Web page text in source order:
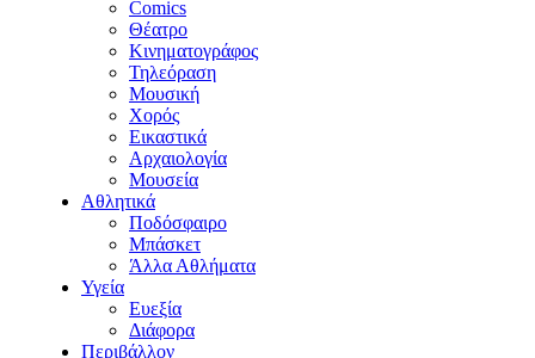
Comics
Θέατρο
Κινηματογράφος
Τηλεόραση
Μουσική
Χορός
Εικαστικά
Αρχαιολογία
Μουσεία
Αθλητικά
Ποδόσφαιρο
Μπάσκετ
Άλλα Αθλήματα
Υγεία
Ευεξία
Διάφορα
Περιβάλλον